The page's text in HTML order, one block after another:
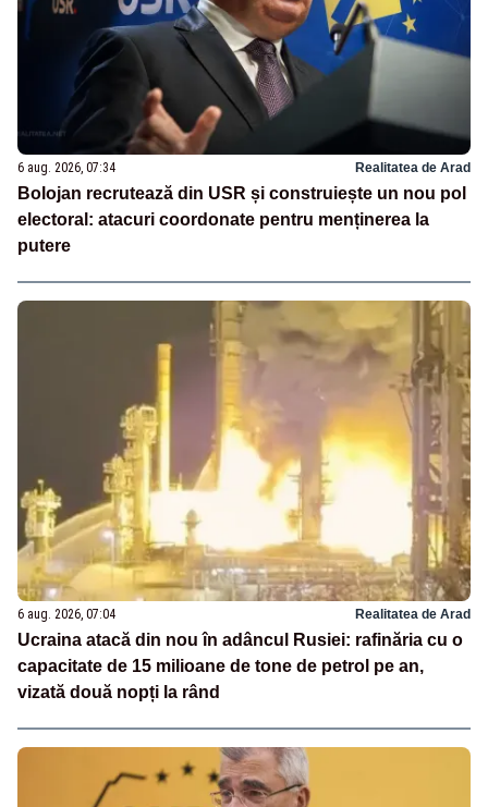
6 aug. 2026, 07:34 Realitatea de Arad
Bolojan recrutează din USR și construiește un nou pol
electoral: atacuri coordonate pentru menținerea la
putere
6 aug. 2026, 07:04 Realitatea de Arad
Ucraina atacă din nou în adâncul Rusiei: rafinăria cu o
capacitate de 15 milioane de tone de petrol pe an,
vizată două nopți la rând